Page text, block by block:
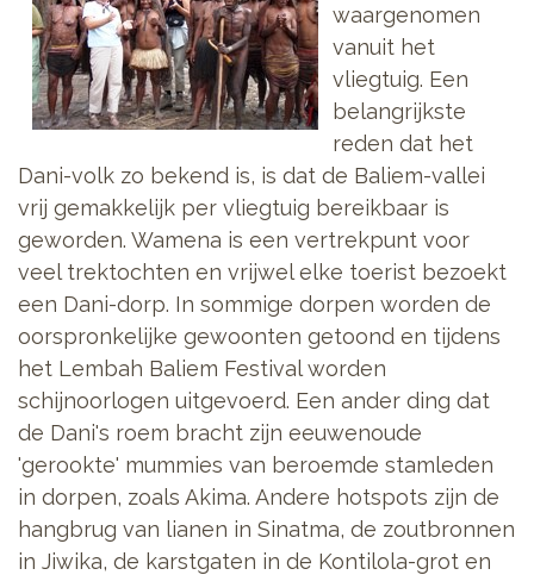
waargenomen
vanuit het
vliegtuig. Een
belangrijkste
reden dat het
Dani-volk zo bekend is, is dat de Baliem-vallei
vrij gemakkelijk per vliegtuig bereikbaar is
geworden. Wamena is een vertrekpunt voor
veel trektochten en vrijwel elke toerist bezoekt
een Dani-dorp. In sommige dorpen worden de
oorspronkelijke gewoonten getoond en tijdens
het Lembah Baliem Festival worden
schijnoorlogen uitgevoerd. Een ander ding dat
de Dani's roem bracht zijn eeuwenoude
'gerookte' mummies van beroemde stamleden
in dorpen, zoals Akima. Andere hotspots zijn de
hangbrug van lianen in Sinatma, de zoutbronnen
in Jiwika, de karstgaten in de Kontilola-grot en